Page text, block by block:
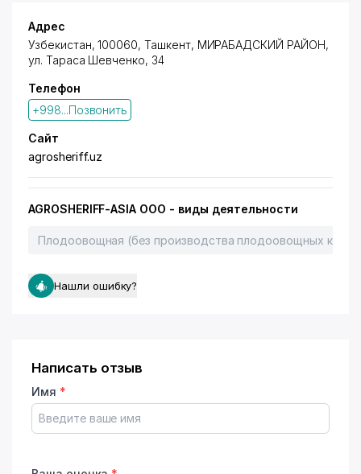
Адрес
Узбекистан, 100060, Ташкент, МИРАБАДСКИЙ РАЙОН,
ул. Тараса Шевченко, 34
Телефон
+998...Позвонить
Сайт
agrosheriff.uz
AGROSHERIFF-ASIA ООО - виды деятельности
Плодоовощная (без производства плодоовощных
Нашли ошибку?
Написать отзыв
Имя *